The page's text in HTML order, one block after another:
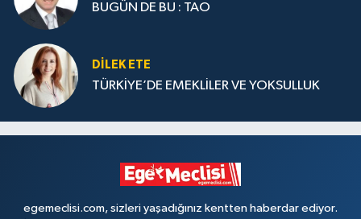
BUGÜN DE BU : TAO
DILEK ETE
TÜRKİYE’DE EMEKLİLER VE YOKSULLUK
egemeclisi.com, sizleri yaşadığınız kentten haberdar ediyor.